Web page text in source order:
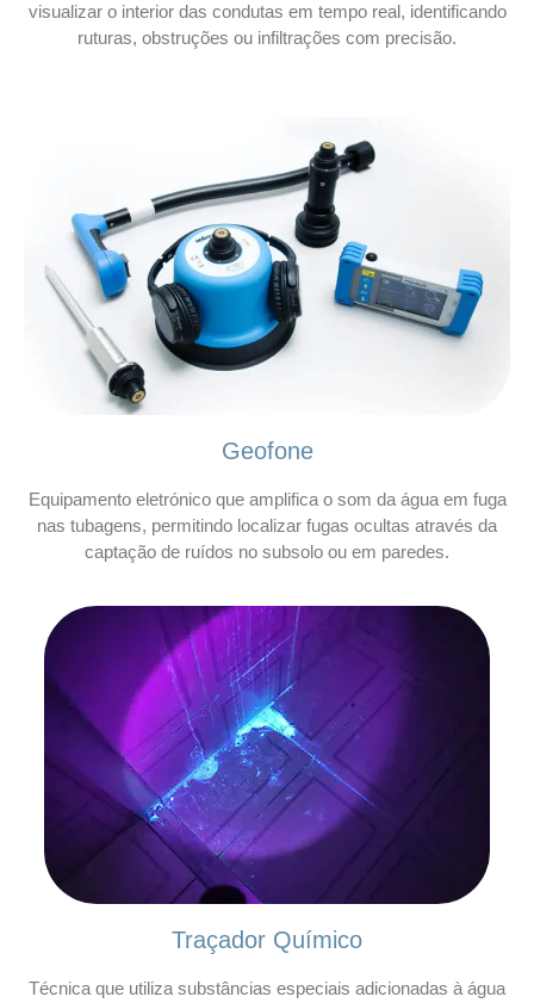
visualizar o interior das condutas em tempo real, identificando
ruturas, obstruções ou infiltrações com precisão.
Geofone
Equipamento eletrónico que amplifica o som da água em fuga
nas tubagens, permitindo localizar fugas ocultas através da
captação de ruídos no subsolo ou em paredes.
Traçador Químico
Técnica que utiliza substâncias especiais adicionadas à água